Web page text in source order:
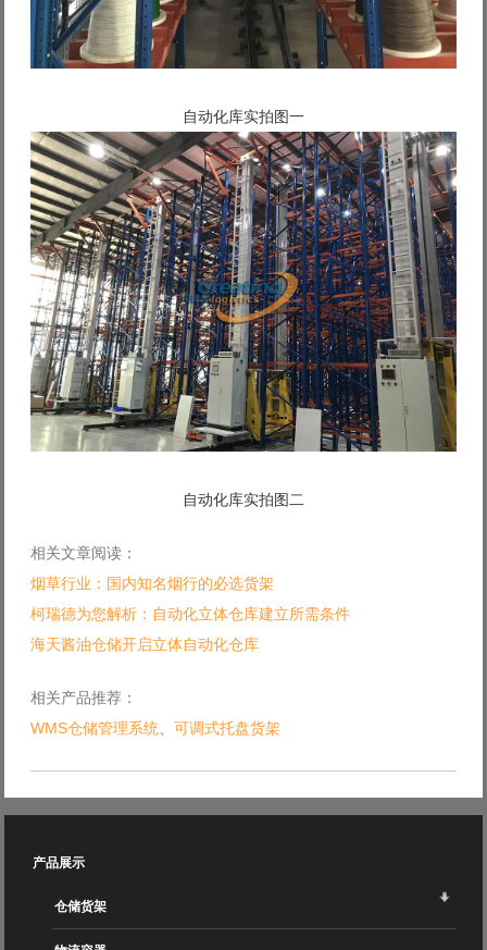
自动化库实拍图一
自动化库实拍图二
相关文章阅读：
烟草行业：国内知名烟行的必选货架
柯瑞德为您解析：自动化立体仓库建立所需条件
海天酱油仓储开启立体自动化仓库
相关产品推荐：
WMS仓储管理系统
可调式托盘货架
产品展示
仓储货架